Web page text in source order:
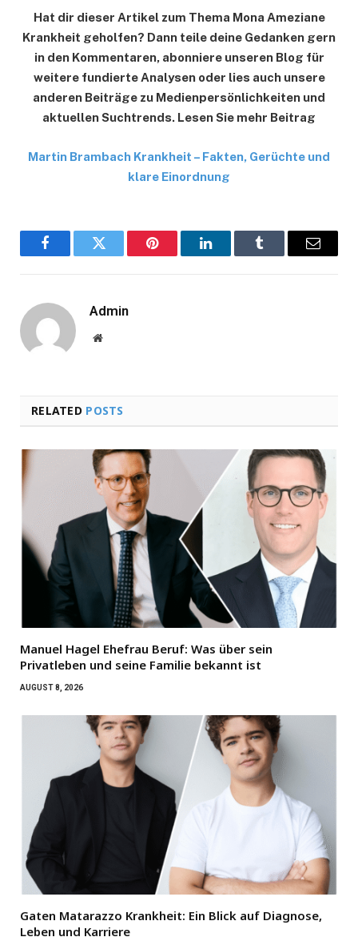
Hat dir dieser Artikel zum Thema Mona Ameziane
Krankheit geholfen? Dann teile deine Gedanken gern
in den Kommentaren, abonniere unseren Blog für
weitere fundierte Analysen oder lies auch unsere
anderen Beiträge zu Medienpersönlichkeiten und
aktuellen Suchtrends. Lesen Sie mehr Beitrag
Martin Brambach Krankheit – Fakten, Gerüchte und
klare Einordnung
FacebookTwitter Pinterest LinkedInTumblr Email
Admin
Website
RELATED POSTS
Manuel Hagel Ehefrau Beruf: Was über sein
Privatleben und seine Familie bekannt ist
AUGUST 8, 2026
Gaten Matarazzo Krankheit: Ein Blick auf Diagnose,
Leben und Karriere